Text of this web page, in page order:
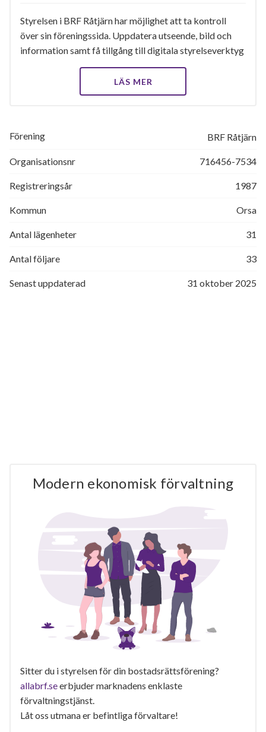
Styrelsen i BRF Råtjärn har möjlighet att ta kontroll
över sin föreningssida. Uppdatera utseende, bild och
information samt få tillgång till digitala styrelseverktyg
LÄS MER
Förening BRF Råtjärn
Organisationsnr 716456-7534
Registreringsår 1987
Kommun Orsa
Antal lägenheter 31
Antal följare 33
Senast uppdaterad 31 oktober 2025
Modern ekonomisk förvaltning
Sitter du i styrelsen för din bostadsrättsförening?
allabrf.seerbjuder marknadens enklaste
förvaltningstjänst.
Låt oss utmana er befintliga förvaltare!